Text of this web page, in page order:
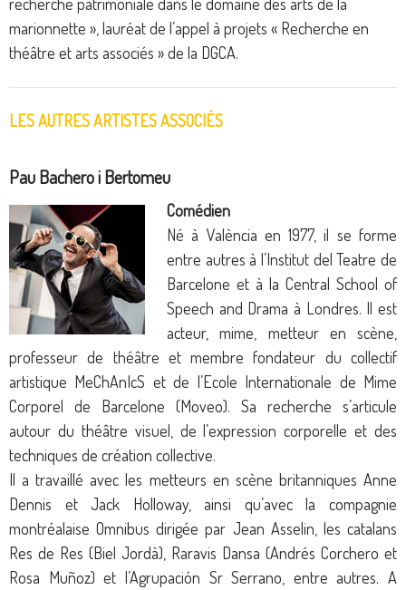
marionnette », lauréat de l’appel à projets « Recherche en
théâtre et arts associés » de la DGCA.
LES AUTRES ARTISTES ASSOCIÉS
Pau Bachero i Bertomeu
Comédien
Né à València en 1977, il se forme
entre autres à l’Institut del Teatre de
Barcelone et à la Central School of
Speech and Drama à Londres. Il est
acteur, mime, metteur en scène,
professeur de théâtre et membre fondateur du collectif
artistique MeChAnIcS et de l’Ecole Internationale de Mime
Corporel de Barcelone (Moveo). Sa recherche s’articule
autour du théâtre visuel, de l’expression corporelle et des
techniques de création collective.
Il a travaillé avec les metteurs en scène britanniques Anne
Dennis et Jack Holloway, ainsi qu’avec la compagnie
montréalaise Omnibus dirigée par Jean Asselin, les catalans
Res de Res (Biel Jordà), Raravis Dansa (Andrés Corchero et
Rosa Muñoz) et l’Agrupación Sr Serrano, entre autres. A